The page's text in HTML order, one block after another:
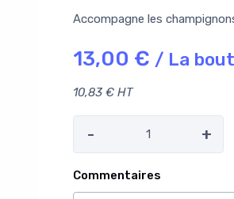
Accompagne les
13,00 € / La
10,83 € HT
- +
Commentaires